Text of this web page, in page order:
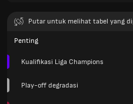
Putar untuk melihat tabel yang
Penting
Kualifikasi Liga Champions
Play-off degradasi